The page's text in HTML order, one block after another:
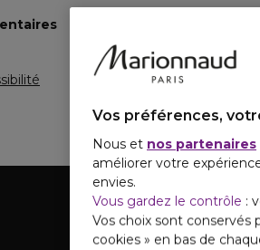
Vos préférences,
Nous et nos partenaires
améliorer votre
envies.
Vous gardez le contrôle :
Vos choix sont
cookies » en bas de